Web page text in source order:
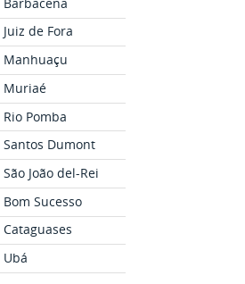
Juiz de Fora
Manhuaçu
Muriaé
Rio Pomba
Santos Dumont
São João del-Rei
Bom Sucesso
Cataguases
Ubá